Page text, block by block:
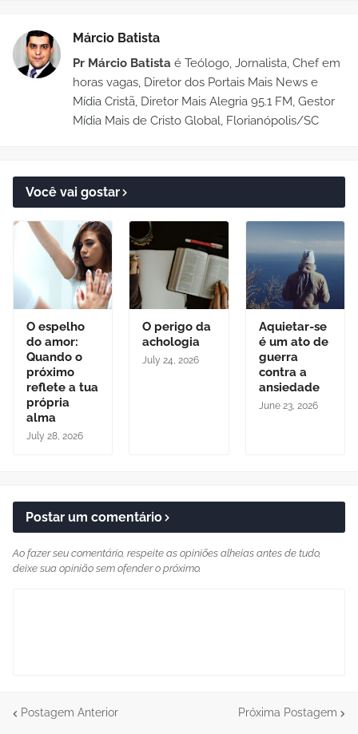
Márcio Batista
Pr Márcio Batista é Teólogo, Jornalista, Chef em
horas vagas, Diretor dos Portais Mais News e
Mídia Cristã, Diretor Mais Alegria 95.1 FM, Gestor
Mídia Mais de Cristo Global, Florianópolis/SC
Você vai gostar
O espelho
do amor:
Quando o
próximo
reflete a tua
própria
alma
July 28, 2026
O perigo da
achologia
July 24, 2026
Aquietar-se
é um ato de
guerra
contra a
ansiedade
June 23, 2026
Postar um comentário
Ao fazer seu comentário, respeite as opiniões alheias antes de tudo,
deixe sua opinião sem ofender o próximo.
Postagem Anterior Próxima Postagem